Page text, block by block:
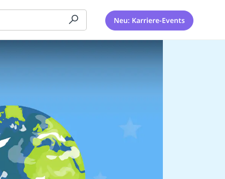
Neu: Karriere-Events